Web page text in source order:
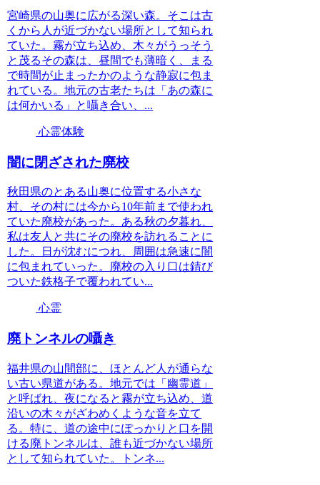
宮崎県の山奥に広がる深い森。そこは古
くから人が近づかない場所として知られ
ていた。霧が立ち込め、木々がうっそう
と茂るその森は、昼間でも薄暗く、まる
で時間が止まったかのような静寂に包ま
れている。地元の古老たちは「あの森に
は何かいる」と囁き合い、...
心霊体験
闇に閉ざされた廃校
秋田県のとある山奥に位置する小さな
村、その村には今から10年前まで使われ
ていた廃校があった。ある秋の夕暮れ、
私は友人と共にその廃校を訪れることに
した。日が沈むにつれ、周囲は急速に闇
に包まれていった。廃校の入り口は錆び
ついた鉄格子で覆われてい...
心霊
廃トンネルの囁き
福井県の山間部に、ほとんど人が通らな
い古い県道がある。地元では「幽霊道」
と呼ばれ、夜になると霧が立ち込め、道
沿いの木々がざわめくような音を立て
る。特に、道の途中にぽっかりと口を開
ける廃トンネルは、誰も近づかない場所
として知られていた。トンネ...